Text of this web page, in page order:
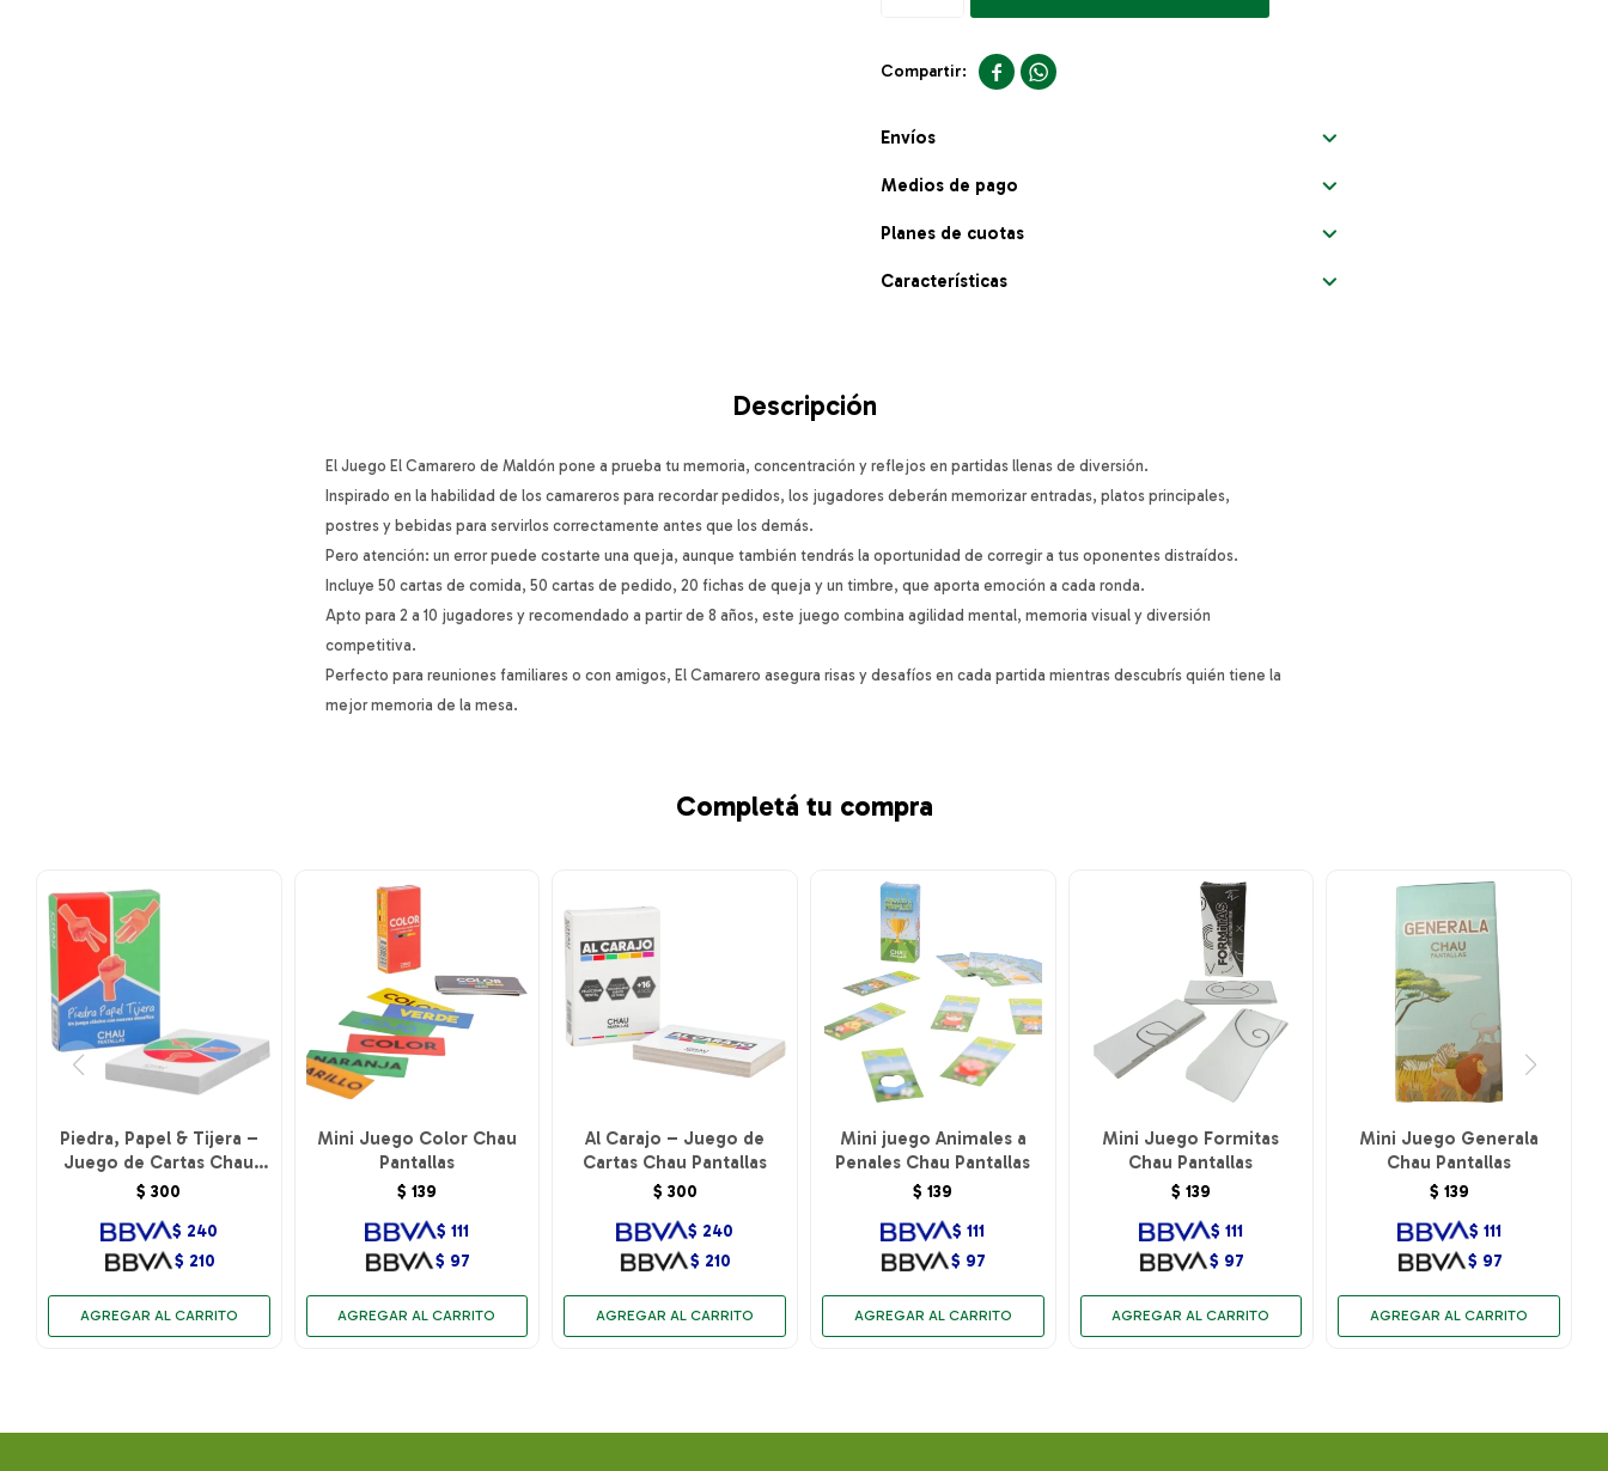
 
Envíos
Medios de pago
Planes de cuotas
Características
Descripción
El Juego El Camarero de Maldón pone a prueba tu memoria, concentración y reflejos en partidas llenas de diversión.
Inspirado en la habilidad de los camareros para recordar pedidos, los jugadores deberán memorizar entradas, platos principales,
postres y bebidas para servirlos correctamente antes que los demás.
Pero atención: un error puede costarte una queja, aunque también tendrás la oportunidad de corregir a tus oponentes distraídos.
Incluye 50 cartas de comida, 50 cartas de pedido, 20 fichas de queja y un timbre, que aporta emoción a cada ronda.
Apto para 2 a 10 jugadores y recomendado a partir de 8 años, este juego combina agilidad mental, memoria visual y diversión
competitiva.
Perfecto para reuniones familiares o con amigos, El Camarero asegura risas y desafíos en cada partida mientras descubrís quién tiene la
mejor memoria de la mesa.
Completá tu compra
Piedra, Papel & Tijera –
Juego de Cartas Chau
Pantallas
$ 300
$ 210
$ 240
Mini Juego Color Chau
Pantallas
$ 139
$ 97
$ 111
Al Carajo – Juego de
Cartas Chau Pantallas
$ 300
$ 210
$ 240
Mini juego Animales a
Penales Chau Pantallas
$ 139
$ 97
$ 111
Mini Juego Formitas
Chau Pantallas
$ 139
$ 97
$ 111
Mini Juego Generala
Chau Pantallas
$ 139
$ 97
$ 111